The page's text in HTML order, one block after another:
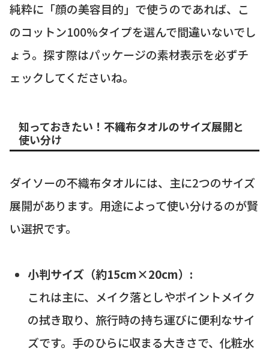
純粋に「顔の美容目的」で使うのであれば、こ
のコットン100%タイプを選んで間違いないでし
ょう。探す際はパッケージの素材表示を必ずチ
ェックしてくださいね。
知っておきたい！不織布タオルのサイズ展開と
使い分け
ダイソーの不織布タオルには、主に2つのサイズ
展開があります。用途によって使い分けるのが賢
い選択です。
小判サイズ（約15cm×20cm）:
これは主に、メイク落としやポイントメイク
の拭き取り、旅行時の持ち運びに便利なサイ
ズです。手のひらに収まる大きさで、化粧水